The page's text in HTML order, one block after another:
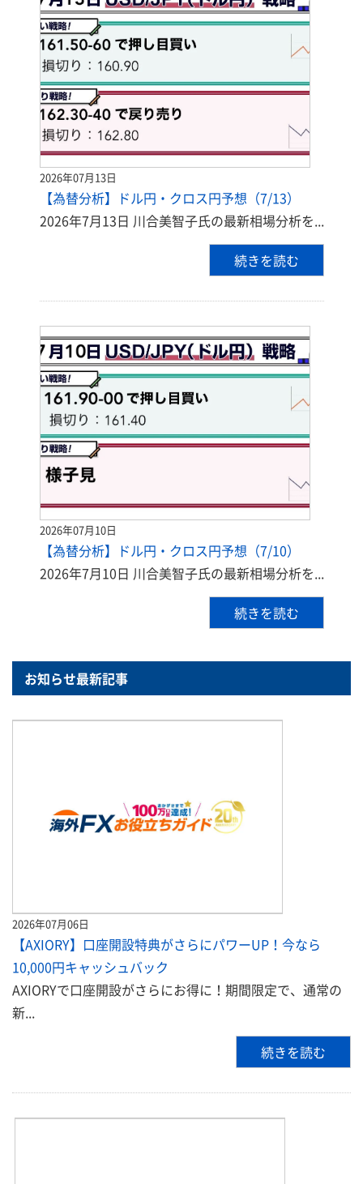
2026年07月13日
【為替分析】ドル円・クロス円予想（7/13）
2026年7月13日 川合美智子氏の最新相場分析を...
続きを読む
2026年07月10日
【為替分析】ドル円・クロス円予想（7/10）
2026年7月10日 川合美智子氏の最新相場分析を...
続きを読む
お知らせ最新記事
2026年07月06日
【AXIORY】口座開設特典がさらにパワーUP！今なら
10,000円キャッシュバック
AXIORYで口座開設がさらにお得に！期間限定で、通常の
新...
続きを読む